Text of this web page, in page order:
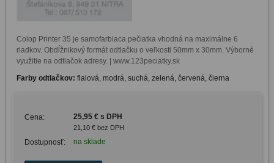
Colop Printer 35 je samofarbiaca pečiatka vhodná na maximálne 6
riadkov. Obdĺžnikový formát odtlačku o veľkosti 50mm x 30mm. Výborné
využitie na odtlačok adresy. | www.123peciatky.sk
Farby odtlačkov: fialová, modrá, suchá, zelená, červená, čierna
Cena: 25,95 € s DPH
21,10 € bez DPH
Dostupnosť: na sklade